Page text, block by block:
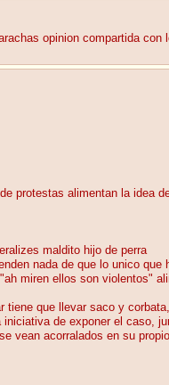
opinion compartida
protestas alimentan la idea
maldito hijo de perra
nada de que lo unico
miren ellos son violentos"
tiene que llevar saco y
de exponer el caso,
acorralados en su